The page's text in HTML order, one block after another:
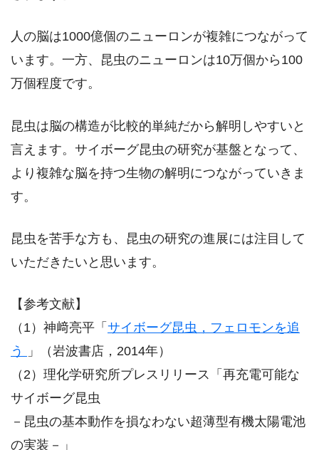
人の脳は1000億個のニューロンが複雑につながって
います。一方、昆虫のニューロンは10万個から100
万個程度です。
昆虫は脳の構造が比較的単純だから解明しやすいと
言えます。サイボーグ昆虫の研究が基盤となって、
より複雑な脳を持つ生物の解明につながっていきま
す。
昆虫を苦手な方も、昆虫の研究の進展には注目して
いただきたいと思います。
【参考文献】
（1）神﨑亮平「 サイボーグ昆虫，フェロモンを追
う
」（岩波書店，2014年）
（2）理化学研究所プレスリリース「再充電可能な
サイボーグ昆虫
－昆虫の基本動作を損なわない超薄型有機太陽電池
の実装－」